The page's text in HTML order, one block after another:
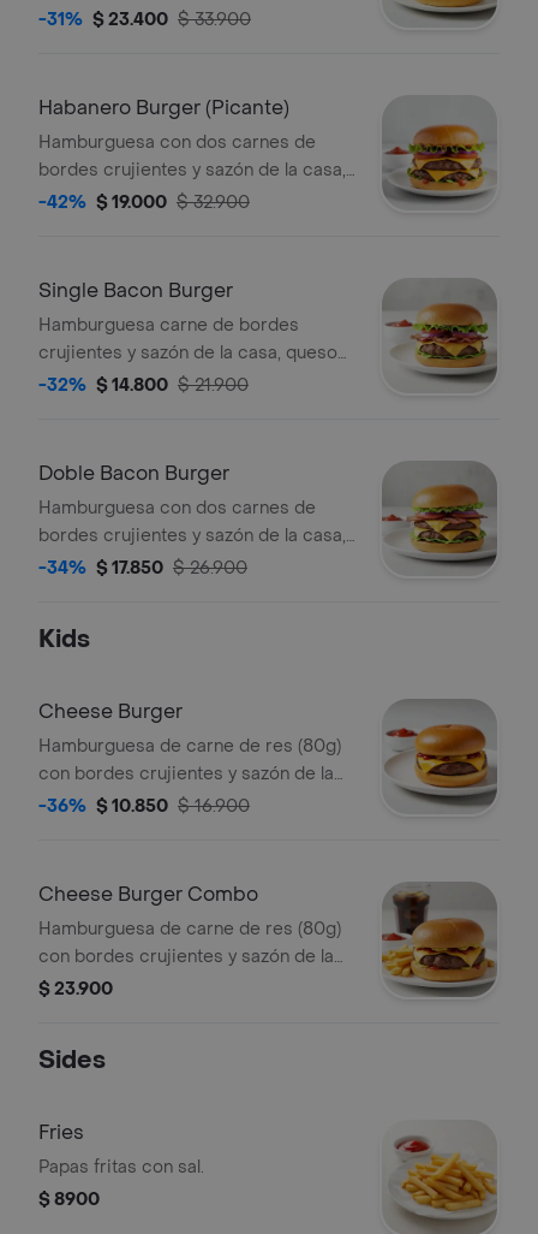
queso americano, Salsa BBQ, cebolla
-31% $ 23.400 $ 33.900
Habanero Burger (Picante)
Hamburguesa con dos carnes de
bordes crujientes y sazón de la casa,
queso americano, Salsa Habanero
-42% $ 19.000 $ 32.900
Single Bacon Burger
Hamburguesa carne de bordes
crujientes y sazón de la casa, queso
americano, bacon y vegetales
-32% $ 14.800 $ 21.900
Doble Bacon Burger
Hamburguesa con dos carnes de
bordes crujientes y sazón de la casa,
queso americano, bacon y vegetales
-34% $ 17.850 $ 26.900
Kids
Cheese Burger
Hamburguesa de carne de res (80g)
con bordes crujientes y sazón de la
casa ketchup, mayonesa y queso
-36% $ 10.850 $ 16.900
Cheese Burger Combo
Hamburguesa de carne de res (80g)
con bordes crujientes y sazón de la
casa ketchup, mayonesa y queso
$ 23.900
Sides
Fries
Papas fritas con sal.
$ 8900